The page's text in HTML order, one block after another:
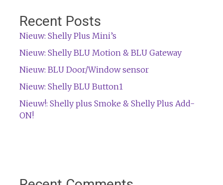
Recent Posts
Nieuw: Shelly Plus Mini’s
Nieuw: Shelly BLU Motion & BLU Gateway
Nieuw: BLU Door/Window sensor
Nieuw: Shelly BLU Button1
Nieuw!: Shelly plus Smoke & Shelly Plus Add-
ON!